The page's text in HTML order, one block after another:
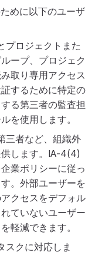
めに以下のユーザ
プロジェクトまた
ープ、プロジェク
取り専用アクセス
するために特定の
る第三者の監査担
を使用します。
三者など、組織外
します。IA-4(4)
業ポリシーに従っ
。外部ユーザーを
クセスをデフォル
ていないユーザー
軽減できます。
スクに対応しま